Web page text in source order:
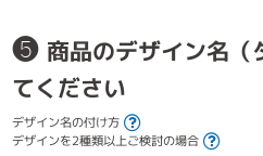
❺ 商品のデザイン名（
てください
デザイン名の付け方
デザインを2種類以上ご検討の場合